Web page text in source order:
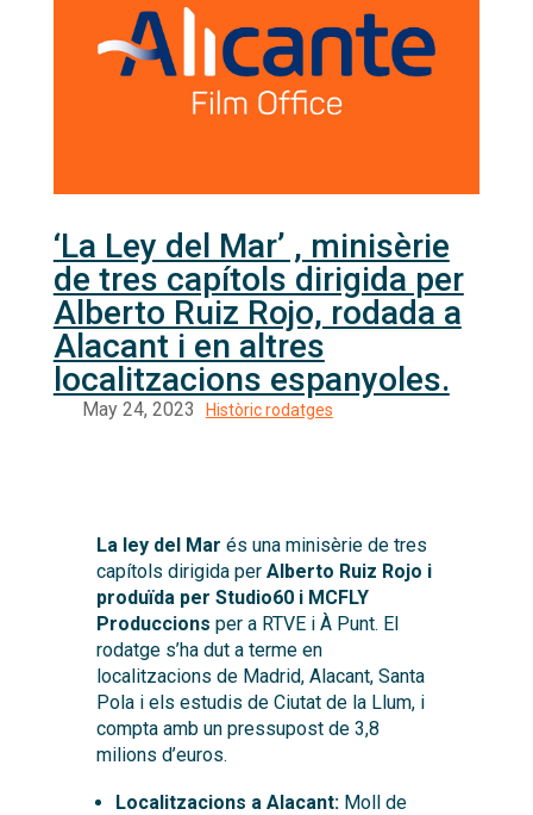
‘La Ley del Mar’ , minisèrie
de tres capítols dirigida per
Alberto Ruiz Rojo, rodada a
Alacant i en altres
localitzacions espanyoles.
La ley del Mar és una minisèrie de tres
capítols dirigida perAlberto Ruiz Rojo i
produïda per Studio60 i MCFLY
Produccions per a RTVE i À Punt. El
rodatge s’ha dut a terme en
localitzacions de Madrid, Alacant, Santa
Pola i els estudis de Ciutat de la Llum, i
compta amb un pressupost de 3,8
milions d’euros.
Localitzacions a Alacant:Moll de